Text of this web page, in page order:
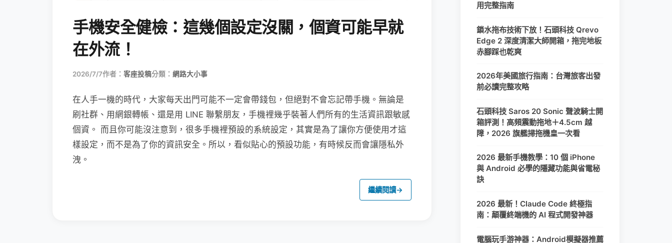
手機安全健檢：這幾個設定沒關，個資可能早就
在外流！
2026/7/7作者： 客座投稿分類： 網路大小事
在人手一機的時代，大家每天出門可能不一定會帶錢包，但絕對不會忘記帶手機。無論是
刷社群、用網銀轉帳、還是用 LINE 聯繫朋友，手機裡幾乎裝著人們所有的生活資訊跟敏感
個資。 而且你可能沒注意到，很多手機裡預設的系統設定，其實是為了讓你方便使用才這
樣設定，而不是為了你的資訊安全。所以，看似貼心的預設功能，有時候反而會讓隱私外
洩。
繼續閱讀→
用完整指南
鎖水拖布技術下放！石頭科技 Qrevo
Edge 2 深度清潔大師開箱，拖完地板
赤腳踩也乾爽
2026年美國旅行指南：台灣旅客出發
前必讀完整攻略
石頭科技 Saros 20 Sonic 聲波騎士開
箱評測！高頻震動拖地＋4.5cm 越
障，2026 旗艦掃拖機皇一次看
2026 最新手機教學：10 個 iPhone
與 Android 必學的隱藏功能與省電秘
訣
2026 最新！Claude Code 終極指
南：顛覆終端機的 AI 程式開發神器
電腦玩手游神器：Android模擬器推薦